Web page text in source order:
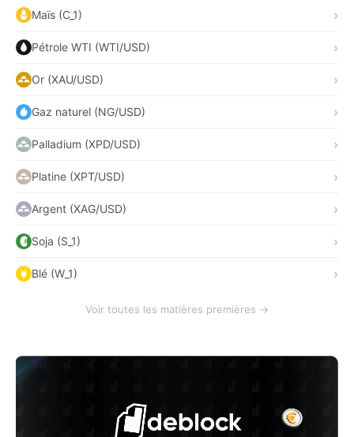
Maïs (C_1)
Pétrole WTI (WTI/USD)
Or (XAU/USD)
Gaz naturel (NG/USD)
Palladium (XPD/USD)
Platine (XPT/USD)
Argent (XAG/USD)
Soja (S_1)
Blé (W_1)
Voir toutes les matières premières →